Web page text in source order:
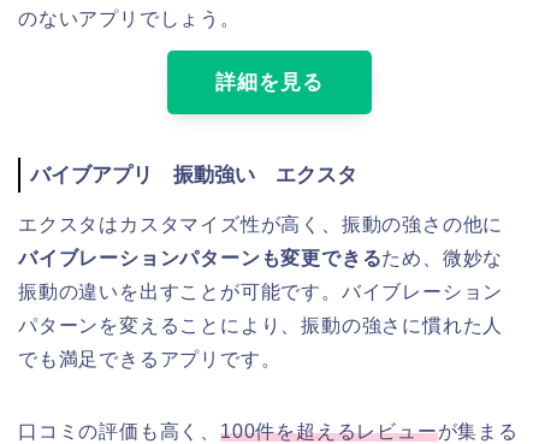
のないアプリでしょう。
詳細を見る
バイブアプリ 振動強い エクスタ
エクスタはカスタマイズ性が高く、振動の強さの他に
バイブレーションパターンも変更できるため、微妙な
振動の違いを出すことが可能です。バイブレーション
パターンを変えることにより、振動の強さに慣れた人
でも満足できるアプリです。
口コミの評価も高く、 100件を超えるレビューが集まる